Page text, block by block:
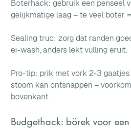
Boterhack: gebruik een penseel
gelijkmatige laag – te veel boter
Sealing truc: zorg dat randen
ei-wash, anders lekt vulling eruit.
Pro-tip: prik met vork 2-3
stoom kan ontsnappen –
bovenkant.
Budgethack: börek voor